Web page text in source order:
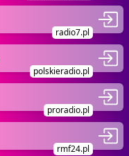
radio7.pl
polskieradio.pl
proradio.pl
rmf24.pl